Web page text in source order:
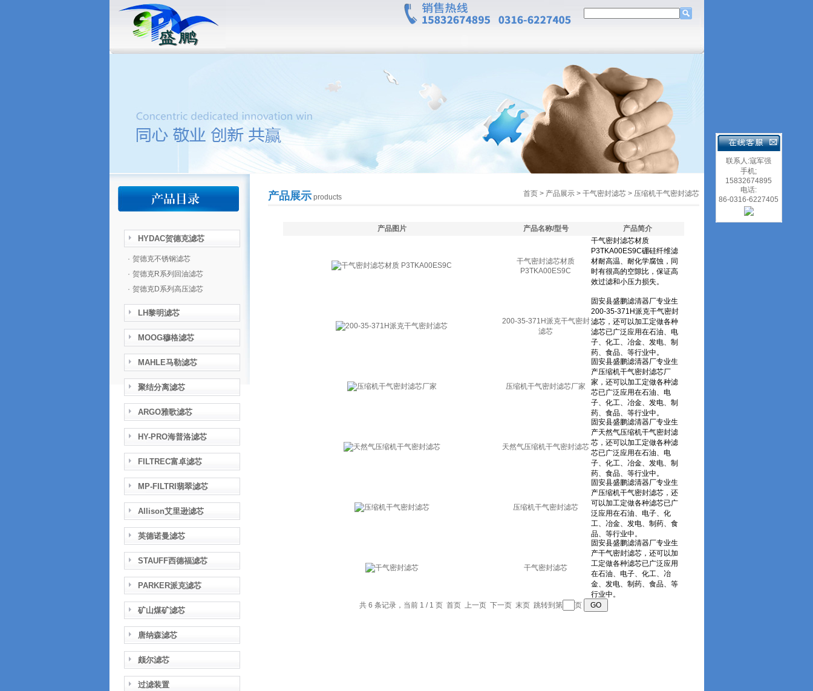
HYDAC贺德克滤芯
· 贺德克不锈钢滤芯
· 贺德克R系列回油滤芯
· 贺德克D系列高压滤芯
LH黎明滤芯
MOOG穆格滤芯
MAHLE马勒滤芯
聚结分离滤芯
ARGO雅歌滤芯
HY-PRO海普洛滤芯
FILTREC富卓滤芯
MP-FILTRI翡翠滤芯
Allison艾里逊滤芯
英德诺曼滤芯
STAUFF西德福滤芯
PARKER派克滤芯
矿山煤矿滤芯
唐纳森滤芯
颇尔滤芯
过滤装置
产品展示 products 首页 > 产品展示 > 干气密封滤芯 > 压缩机干气密封滤芯
产品图片 产品名称/型号 产品简介
干气密封滤芯材质
P3TKA00ES9C
200-35-371H派克干气密封
滤芯
压缩机干气密封滤芯厂家
天然气压缩机干气密封滤芯
压缩机干气密封滤芯
干气密封滤芯
共 6 条记录，当前 1 / 1 页 首页 上一页 下一页 末页 跳转到第 页
联系人:寇军强
手机;
15832674895
电话:
86-0316-6227405